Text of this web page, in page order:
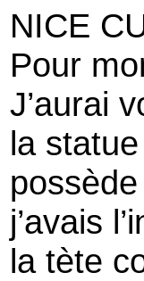
NICE
Pour
J’aurai
la
possède
j’avais
la tète